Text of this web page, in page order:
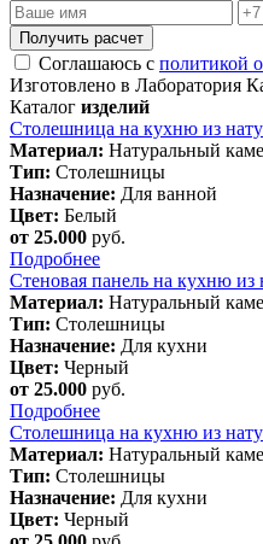
Получить расчет
Соглашаюсь с политикой
Изготовлено в Лаборатория
Каталог изделий
Столешница на кухню из
Материал: Натуральный
Тип: Столешницы
Назначение: Для ванной
Цвет: Белый
от 25.000 руб.
Подробнее
Стеновая панель на кухню из
Материал: Натуральный
Тип: Столешницы
Назначение: Для кухни
Цвет: Черный
от 25.000 руб.
Подробнее
Столешница на кухню из
Материал: Натуральный
Тип: Столешницы
Назначение: Для кухни
Цвет: Черный